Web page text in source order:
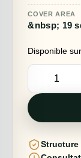
COVER AREA
&nbsp; 19
Disponible
quantité
12m2
PLAYGROUND
Ø4m
ICO
H1.7mStructure